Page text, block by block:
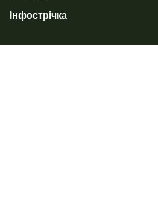
Інфострічка